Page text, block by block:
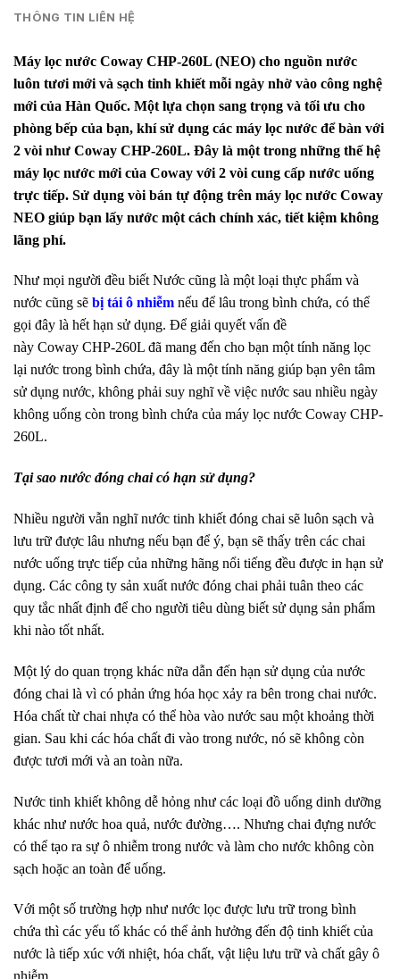
THÔNG TIN LIÊN HỆ
Máy lọc nước Coway CHP-260L (NEO) cho nguồn nước
luôn tươi mới và sạch tinh khiết mỗi ngày nhờ vào công nghệ
mới của Hàn Quốc. Một lựa chọn sang trọng và tối ưu cho
phòng bếp của bạn, khí sử dụng các máy lọc nước để bàn với
2 vòi như Coway CHP-260L. Đây là một trong những thế hệ
máy lọc nước mới của Coway với 2 vòi cung cấp nước uống
trực tiếp. Sử dụng vòi bán tự động trên máy lọc nước Coway
NEO giúp bạn lấy nước một cách chính xác, tiết kiệm không
lãng phí.
Như mọi người đều biết Nước cũng là một loại thực phẩm và
nước cũng sẽ bị tái ô nhiễm nếu để lâu trong bình chứa, có thể
gọi đây là hết hạn sử dụng. Để giải quyết vấn đề
này Coway CHP-260L đã mang đến cho bạn một tính năng lọc
lại nước trong bình chứa, đây là một tính năng giúp bạn yên tâm
sử dụng nước, không phải suy nghĩ về việc nước sau nhiều ngày
không uống còn trong bình chứa của máy lọc nước Coway CHP-
260L.
Tại sao nước đóng chai có hạn sử dụng?
Nhiều người vẫn nghĩ nước tinh khiết đóng chai sẽ luôn sạch và
lưu trữ được lâu nhưng nếu bạn để ý, bạn sẽ thấy trên các chai
nước uống trực tiếp của những hãng nổi tiếng đều được in hạn sử
dụng. Các công ty sản xuất nước đóng chai phải tuân theo các
quy tắc nhất định để cho người tiêu dùng biết sử dụng sản phẩm
khi nào tốt nhất.
Một lý do quan trọng khác nữa dẫn đến hạn sử dụng của nước
đóng chai là vì có phản ứng hóa học xảy ra bên trong chai nước.
Hóa chất từ chai nhựa có thể hòa vào nước sau một khoảng thời
gian. Sau khi các hóa chất đi vào trong nước, nó sẽ không còn
được tươi mới và an toàn nữa.
Nước tinh khiết không dễ hỏng như các loại đồ uống dinh dưỡng
khác như nước hoa quả, nước đường…. Nhưng chai đựng nước
có thể tạo ra sự ô nhiễm trong nước và làm cho nước không còn
sạch hoặc an toàn để uống.
Với một số trường hợp như nước lọc được lưu trữ trong bình
chứa thì các yếu tố khác có thể ảnh hưởng đến độ tinh khiết của
nước là tiếp xúc với nhiệt, hóa chất, vật liệu lưu trữ và chất gây ô